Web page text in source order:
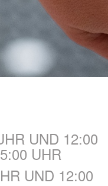
UND 12:00
UHR
UND 12:00